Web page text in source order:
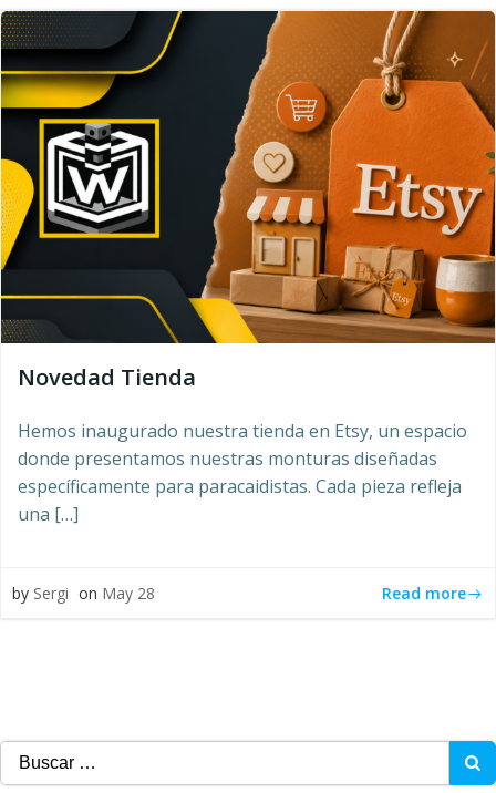
Novedad Tienda
Hemos inaugurado nuestra tienda en Etsy, un espacio
donde presentamos nuestras monturas diseñadas
específicamente para paracaidistas. Cada pieza refleja
una […]
by Sergi on May 28 Read more
Buscar: